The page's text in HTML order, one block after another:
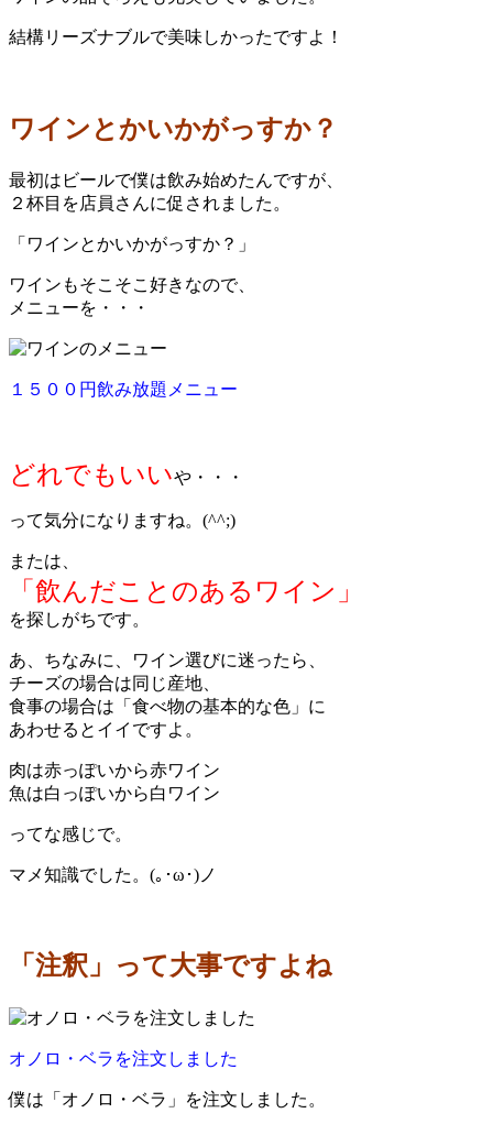
結構リーズナブルで美味しかったですよ！
ワインとかいかがっすか？
最初はビールで僕は飲み始めたんですが、
２杯目を店員さんに促されました。
「ワインとかいかがっすか？」
ワインもそこそこ好きなので、
メニューを・・・
１５００円飲み放題メニュー
どれでもいいや・・・
って気分になりますね。(^^;)
または、
「飲んだことのあるワイン」
を探しがちです。
あ、ちなみに、ワイン選びに迷ったら、
チーズの場合は同じ産地、
食事の場合は「食べ物の基本的な色」に
あわせるとイイですよ。
肉は赤っぽいから赤ワイン
魚は白っぽいから白ワイン
ってな感じで。
マメ知識でした。(｡･ω･)ノ
「注釈」って大事ですよね
オノロ・ベラを注文しました
僕は「オノロ・ベラ」を注文しました。